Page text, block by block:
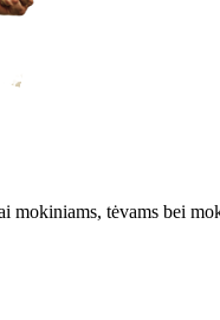
mokiniams, tėvams bei